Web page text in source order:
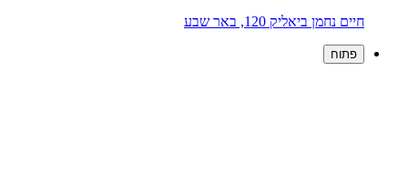
חיים נחמן ביאליק 120, באר שבע
פתוח